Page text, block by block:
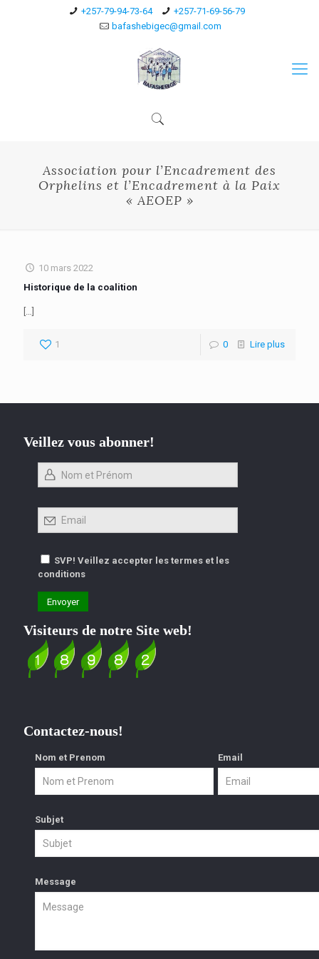
+257-79-94-73-64
+257-71-69-56-79
bafashebigec@gmail.com
Association pour l’Encadrement des
Orphelins et l’Encadrement à la Paix
« AEOEP »
10 mars 2022
Historique de la coalition
[…]
1 0 Lire plus
Veillez vous abonner!
SVP! Veillez accepter les termes et les
conditions
Visiteurs de notre Site web!
Contactez-nous!
Nom et Prenom Email
Subjet
Message